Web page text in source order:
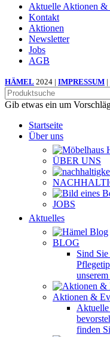
Aktuelle Aktionen &
Kontakt
Aktionen
Newsletter
Jobs
AGB
HÄMEL 2024 | IMPRESSUM |
Gib etwas ein um
Startseite
Über uns
ÜBER UNS
JOBS
Aktuelles
BLOG
Sind
Aktionen &
finden